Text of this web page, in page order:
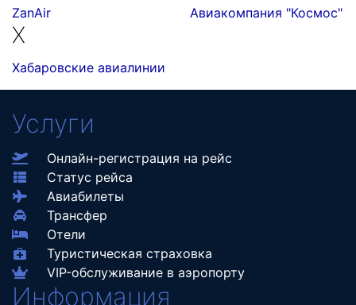
ZanAir Авиакомпания "Космос"
Х
Хабаровские авиалинии
Услуги
Онлайн-регистрация на рейс
Статус рейса
Авиабилеты
Трансфер
Отели
Туристическая страховка
VIP-обслуживание в аэропорту
Информация